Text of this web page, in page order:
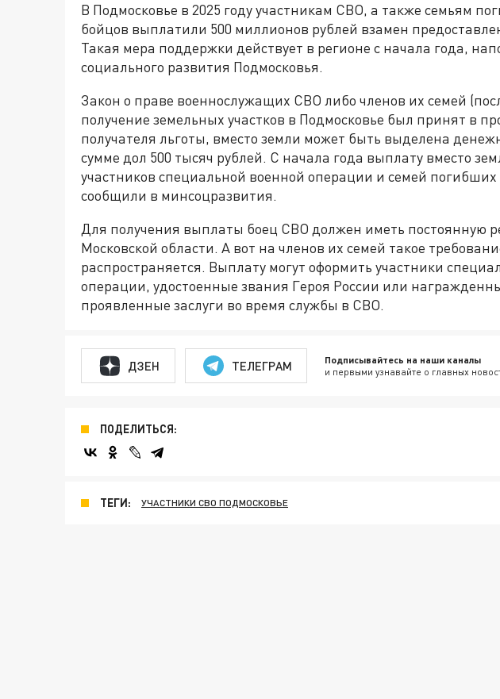
В Подмосковье в 2025 году участникам СВО, а также семьям
бойцов выплатили 500 миллионов рублей взамен
Такая мера поддержки действует в регионе с начала года,
социального развития Подмосковья.
Закон о праве военнослужащих СВО либо членов их семей
получение земельных участков в Подмосковье был принят в
получателя льготы, вместо земли может быть выделена
сумме дол 500 тысяч рублей. С начала года выплату вместо
участников специальной военной операции и семей
сообщили в минсоцразвития.
Для получения выплаты боец СВО должен иметь постоянную
Московской области. А вот на членов их семей такое
распространяется. Выплату могут оформить участники
операции, удостоенные звания Героя России или
проявленные заслуги во время службы в СВО.
ДЗЕН ТЕЛЕГРАМ Подписывайтесь на наши каналы
и первыми узнавайте о главных
ПОДЕЛИТЬСЯ:
ТЕГИ: УЧАСТНИКИ СВО ПОДМОСКОВЬЕ